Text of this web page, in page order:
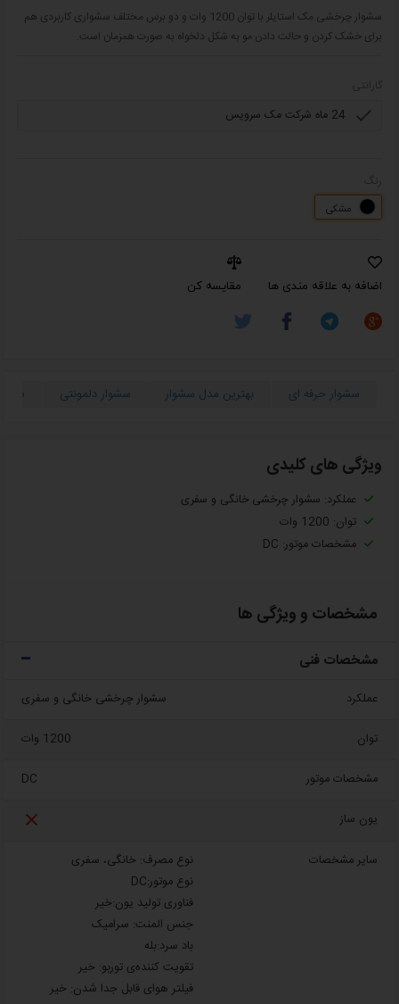
سشوار چرخشی مک استایلر با توان 1200 وات و دو برس مختلف سشواری کاربردی هم
برای خشک کردن و حالت دادن مو به شکل دلخواه به صورت همزمان است.
مشکی
اضافه به علاقه مندی ها مقایسه کن
سشوار حرفه ای بهترین مدل سشوار سشوار دلمونتی
ویژگی های کلیدی
عملکرد: سشوار چرخشی خانگی و سفری
توان: 1200 وات
مشخصات موتور: DC
مشخصات و ویژگی ها
مشخصات فنی
عملکرد سشوار چرخشی خانگی و سفری
توان 1200 وات
مشخصات موتور DC
یون ساز 
سایر مشخصات
نوع مصرف: خانگی، سفری
نوع موتور:DC
فناوری تولید یون:خیر
جنس المنت: سرامیک
باد سرد:بله
تقویت کننده‌ی توربو: خیر
فیلتر هوای قابل جدا شدن: خیر